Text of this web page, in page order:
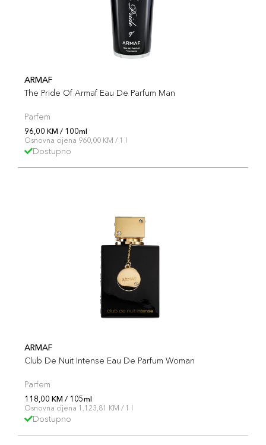
ARMAF
The Pride Of Armaf Eau De Parfum Man
Parfem
96,00 KM / 100ml
Osnovna cijena 960,00 KM / 1 l
Dostupno
ARMAF
Club De Nuit Intense Eau De Parfum Woman
Parfem
118,00 KM / 105ml
Osnovna cijena 1.123,81 KM / 1 l
Dostupno